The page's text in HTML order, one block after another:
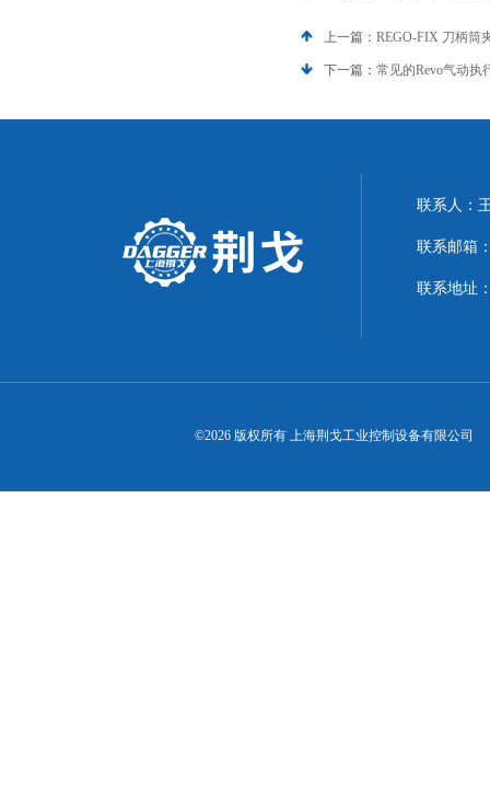
上一篇： REGO-FIX 刀柄筒
下一篇： 常见的Revo气动执
联系人：
联系邮箱
联系地址
©2026 版权所有 上海荆戈工业控制设备有限公司